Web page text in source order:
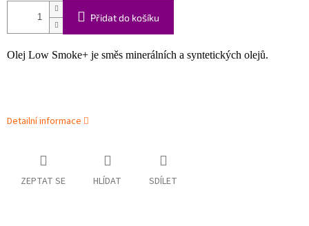
Přidat do košíku
Olej Low Smoke+ je směs minerálních a syntetických olejů.
Detailní informace
ZEPTAT SE HLÍDAT SDÍLET